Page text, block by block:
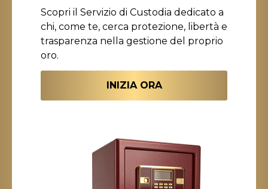
Scopri il Servizio di Custodia dedicato a
chi, come te, cerca protezione, libertà e
trasparenza nella gestione del proprio
oro.
INIZIA ORA